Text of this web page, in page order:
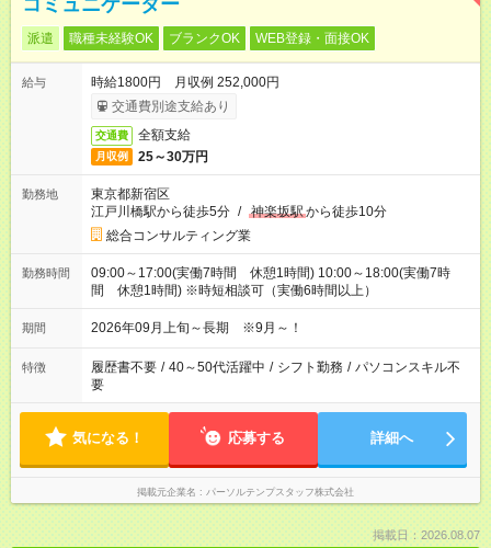
コミュニケーター
派遣 職種未経験OK ブランクOK WEB登録・面接OK
給与
時給1800円 月収例 252,000円
交通費別途支給あり
交通費 全額支給
月収例 25～30万円
勤務地
東京都新宿区
江戸川橋駅から徒歩5分 / 神楽坂駅から徒歩10分
総合コンサルティング業
勤務時間
09:00～17:00(実働7時間 休憩1時間) 10:00～18:00(実働7時
間 休憩1時間) ※時短相談可（実働6時間以上）
期間 2026年09月上旬～長期 ※9月～！
特徴 履歴書不要 / 40～50代活躍中 / シフト勤務 / パソコンスキル不
要
気になる！ 応募する 詳細へ
掲載元企業名 パーソルテンプスタッフ株式会社
掲載日：2026.08.07